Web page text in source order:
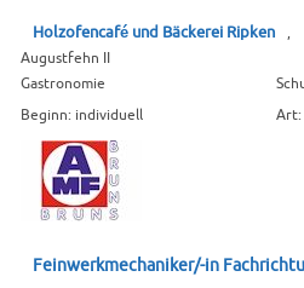
Holzofencafé und Bäckerei Ripken
,
Augustfehn II
Gastronomie
Beginn: individuell
Art:
Feinwerkmechaniker/-in